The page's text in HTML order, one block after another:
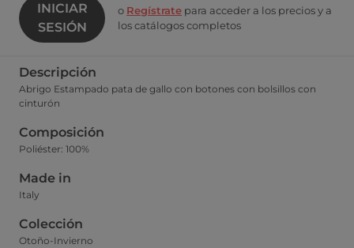
INICIAR
SESIÓN
o Regístrate para acceder a los precios y a
los catálogos completos
Descripción
Abrigo Estampado pata de gallo con botones con bolsillos con
cinturón
Composición
Poliéster: 100%
Made in
Italy
Colección
Otoño-Invierno